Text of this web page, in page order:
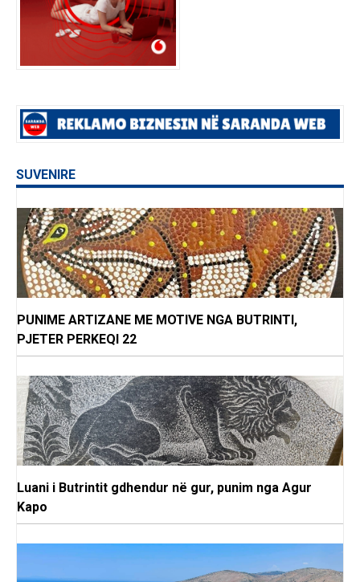
SUVENIRE
PUNIME ARTIZANE ME MOTIVE NGA BUTRINTI,
PJETER PERKEQI 22
Luani i Butrintit gdhendur në gur, punim nga Agur
Kapo